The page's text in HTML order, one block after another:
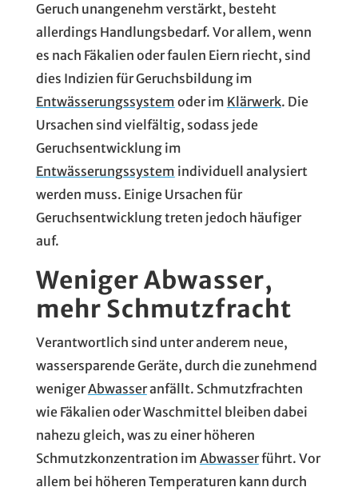
Geruch unangenehm verstärkt, besteht
allerdings Handlungsbedarf. Vor allem, wenn
es nach Fäkalien oder faulen Eiern riecht, sind
dies Indizien für Geruchsbildung im
Entwässerungssystem oder im Klärwerk. Die
Ursachen sind vielfältig, sodass jede
Geruchsentwicklung im
Entwässerungssystem individuell analysiert
werden muss. Einige Ursachen für
Geruchsentwicklung treten jedoch häufiger
auf.
Weniger Abwasser,
mehr Schmutzfracht
Verantwortlich sind unter anderem neue,
wassersparende Geräte, durch die zunehmend
wenigerAbwasseranfällt. Schmutzfrachten
wie Fäkalien oder Waschmittel bleiben dabei
nahezu gleich, was zu einer höheren
Schmutzkonzentration im Abwasserführt. Vor
allem bei höheren Temperaturen kann durch